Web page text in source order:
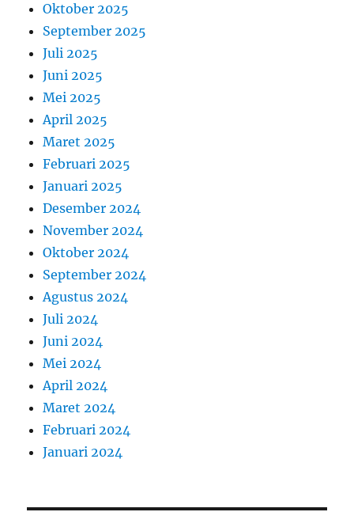
Oktober 2025
September 2025
Juli 2025
Juni 2025
Mei 2025
April 2025
Maret 2025
Februari 2025
Januari 2025
Desember 2024
November 2024
Oktober 2024
September 2024
Agustus 2024
Juli 2024
Juni 2024
Mei 2024
April 2024
Maret 2024
Februari 2024
Januari 2024